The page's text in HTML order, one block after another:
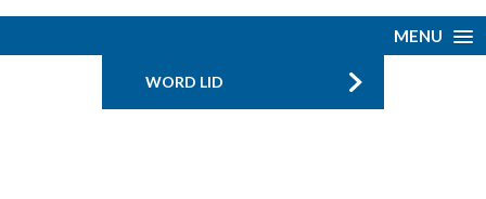
MENU
WORD LID